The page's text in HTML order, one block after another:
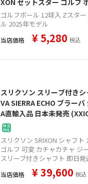
XON ゼットスター ゴルフ
品 2025年モデル 並行輸入
ゴルフボール 12球入 Zスター
ル 2025年モデル
当店価格 ¥5,280 税込
スリクソン スリーブ付き
VA SIERRA ECHO ブラー
A直輸入品 日本未発売
Z785／Z765／Z565／Z945
スリクソン SRIXON シャフト
ゴルフ 可変 カチャカチャ ジ
スリーブ付きシャフト 即日
当店価格 ¥39,600 税込